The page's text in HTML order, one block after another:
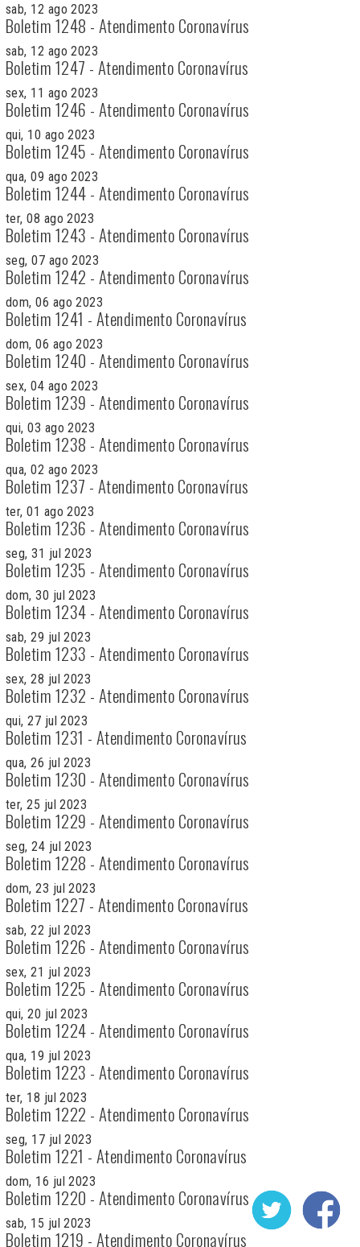
sab, 12 ago 2023
Boletim 1248 - Atendimento Coronavírus
sab, 12 ago 2023
Boletim 1247 - Atendimento Coronavírus
sex, 11 ago 2023
Boletim 1246 - Atendimento Coronavírus
qui, 10 ago 2023
Boletim 1245 - Atendimento Coronavírus
qua, 09 ago 2023
Boletim 1244 - Atendimento Coronavírus
ter, 08 ago 2023
Boletim 1243 - Atendimento Coronavírus
seg, 07 ago 2023
Boletim 1242 - Atendimento Coronavírus
dom, 06 ago 2023
Boletim 1241 - Atendimento Coronavírus
dom, 06 ago 2023
Boletim 1240 - Atendimento Coronavírus
sex, 04 ago 2023
Boletim 1239 - Atendimento Coronavírus
qui, 03 ago 2023
Boletim 1238 - Atendimento Coronavírus
qua, 02 ago 2023
Boletim 1237 - Atendimento Coronavírus
ter, 01 ago 2023
Boletim 1236 - Atendimento Coronavírus
seg, 31 jul 2023
Boletim 1235 - Atendimento Coronavírus
dom, 30 jul 2023
Boletim 1234 - Atendimento Coronavírus
sab, 29 jul 2023
Boletim 1233 - Atendimento Coronavírus
sex, 28 jul 2023
Boletim 1232 - Atendimento Coronavírus
qui, 27 jul 2023
Boletim 1231 - Atendimento Coronavírus
qua, 26 jul 2023
Boletim 1230 - Atendimento Coronavírus
ter, 25 jul 2023
Boletim 1229 - Atendimento Coronavírus
seg, 24 jul 2023
Boletim 1228 - Atendimento Coronavírus
dom, 23 jul 2023
Boletim 1227 - Atendimento Coronavírus
sab, 22 jul 2023
Boletim 1226 - Atendimento Coronavírus
sex, 21 jul 2023
Boletim 1225 - Atendimento Coronavírus
qui, 20 jul 2023
Boletim 1224 - Atendimento Coronavírus
qua, 19 jul 2023
Boletim 1223 - Atendimento Coronavírus
ter, 18 jul 2023
Boletim 1222 - Atendimento Coronavírus
seg, 17 jul 2023
Boletim 1221 - Atendimento Coronavírus
dom, 16 jul 2023
Boletim 1220 - Atendimento Coronavírus
sab, 15 jul 2023
Boletim 1219 - Atendimento Coronavírus